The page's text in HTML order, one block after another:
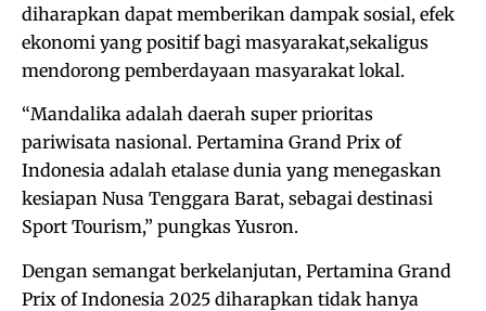
diharapkan dapat memberikan dampak sosial, efek
ekonomi yang positif bagi masyarakat,sekaligus
mendorong pemberdayaan masyarakat lokal.
“Mandalika adalah daerah super prioritas
pariwisata nasional. Pertamina Grand Prix of
Indonesia adalah etalase dunia yang menegaskan
kesiapan Nusa Tenggara Barat, sebagai destinasi
Sport Tourism,” pungkas Yusron.
Dengan semangat berkelanjutan, Pertamina Grand
Prix of Indonesia 2025 diharapkan tidak hanya